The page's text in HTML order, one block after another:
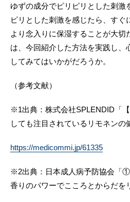
ゆずの成分でピリピリとした刺激
ピリとした刺激を感じたら、すぐ
より念入りに保湿することが大切
は、今回紹介した方法を実践し、
してみてはいかがだろうか。
（参考文献）
※1出典：株式会社SPLENDID「
しても注目されているリモネンの
https://medicommi.jp/61335
※2出典：日本成人病予防協会
香りのパワーでこころとからだを